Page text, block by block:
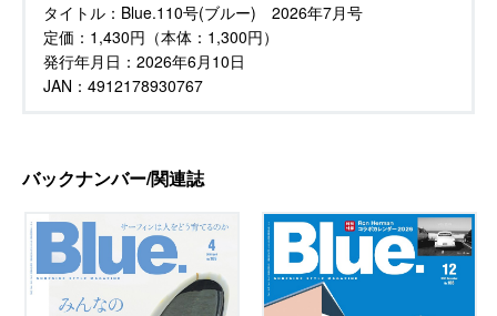
タイトル： Blue.110号(ブルー) 2026年7月号
定価： 1,430円（本体：1,300円）
発行年月日： 2026年6月10日
JAN：4912178930767
バックナンバー/関連誌